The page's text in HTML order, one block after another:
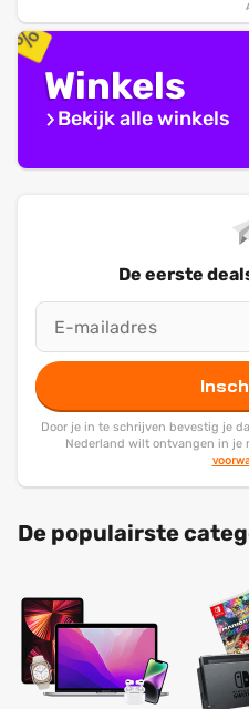
Winkels
Bekijk alle winkels
De eerste
Door je in te schrijven bevestig je
Nederland wilt ontvangen in je
De populairste